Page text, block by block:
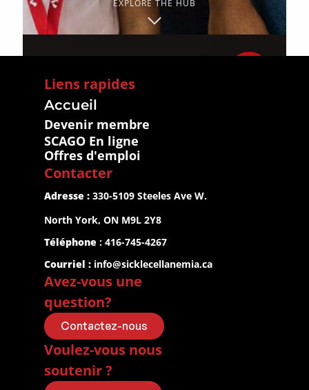
Liens rapides
Accueil
Devenir membre
SCAGO En ligne
Offres d'emploi
Contacter
Adresse : 330-5109 Steeles Ave W.
North York, ON M9L 2Y8
Téléphone : 416-745-4267
Courriel : info@sicklecellanemia.ca
Avez-vous une
question?
Contactez-nous
Voulez-vous nous
soutenir ?